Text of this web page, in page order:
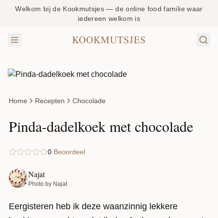
Welkom bij de Kookmutsjes — de online food familie waar
iedereen welkom is
KOOKMUTSJES
Home Recepten Chocolade
Pinda-dadelkoek met chocolade
0 Beoordeel
Najat
Photo by Najat
Eergisteren heb ik deze waanzinnig lekkere